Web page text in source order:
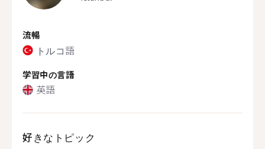
流暢
トルコ語
学習中の言語
英語
好きなトピック